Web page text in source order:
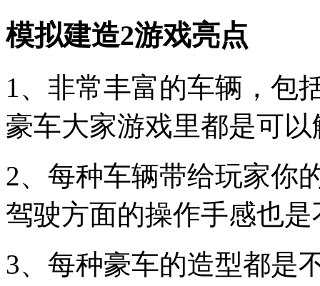
模拟建造2游戏亮点
1、非常丰富的车辆，包
豪车大家游戏里都是可
2、每种车辆带给玩家你
驾驶方面的操作手感也
3、每种豪车的造型都是